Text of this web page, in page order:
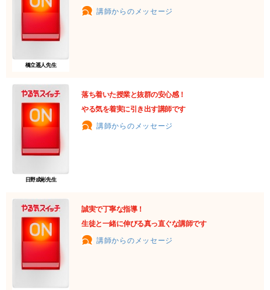
橋立遥人先生
講師からのメッセージ
日野成彬先生
落ち着いた授業と抜群の安心感！
やる気を着実に引き出す講師です
講師からのメッセージ
誠実で丁寧な指導！
生徒と一緒に伸びる真っ直ぐな講師です
講師からのメッセージ